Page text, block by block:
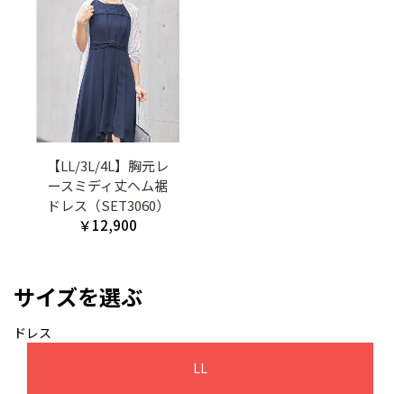
【LL/3L/4L】胸元レ
ースミディ丈ヘム裾
ドレス（SET3060）
￥12,900
サイズを選ぶ
ドレス
LL